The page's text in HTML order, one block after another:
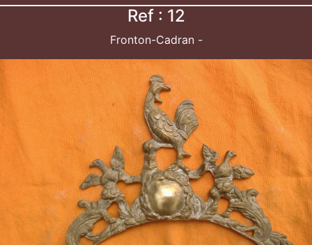
Ref : 12
Fronton-Cadran -